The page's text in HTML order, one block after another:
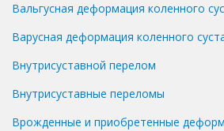
Вальгусная деформация коленного
Варусная деформация коленного
Внутрисуставной перелом
Внутрисуставные переломы
Врожденные и приобретенные